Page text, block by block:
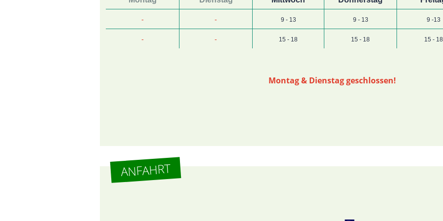
- - 9 - 13 9 - 13 9 -13
- - 15 - 18 15 - 18 15 - 18
Montag & Dienstag geschlossen!
ANFAHRT